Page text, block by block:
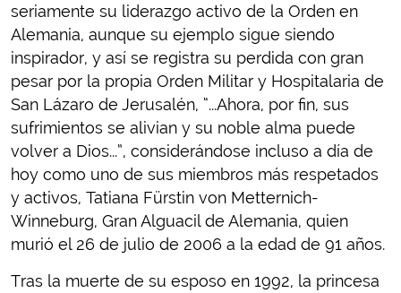
seriamente su liderazgo activo de la Orden en
Alemania, aunque su ejemplo sigue siendo
inspirador, y así se registra su perdida con gran
pesar por la propia Orden Militar y Hospitalaria de
San Lázaro de Jerusalén, “...Ahora, por fin, sus
sufrimientos se alivian y su noble alma puede
volver a Dios...”, considerándose incluso a día de
hoy como uno de sus miembros más respetados
y activos, Tatiana Fürstin von Metternich-
Winneburg, Gran Alguacil de Alemania, quien
murió el 26 de julio de 2006 a la edad de 91 años.
Tras la muerte de su esposo en 1992, la princesa